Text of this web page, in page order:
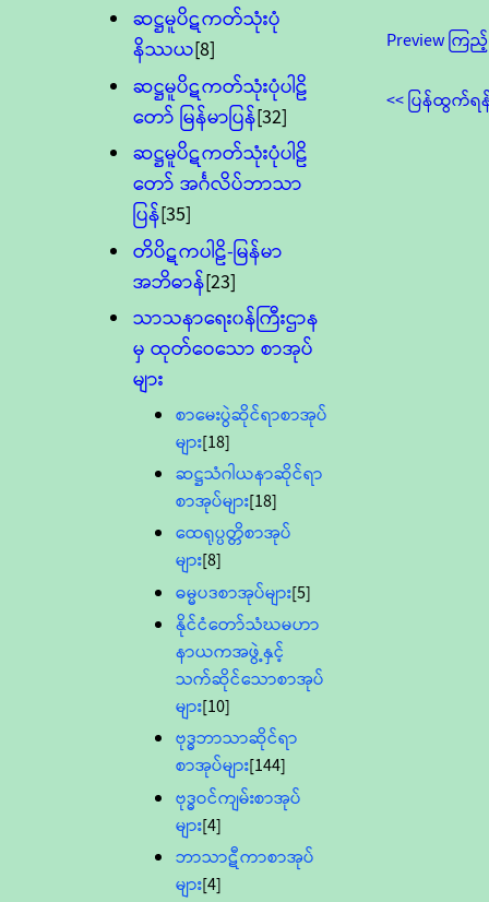
ဆဋ္ဌမူပိဋကတ်သုံးပုံ
နိဿယ[8]
ဆဋ္ဌမူပိဋကတ်သုံးပုံပါဠိ
တော် မြန်မာပြန်[32]
ဆဋ္ဌမူပိဋကတ်သုံးပုံပါဠိ
တော် အင်္ဂလိပ်ဘာသာ
ပြန်[35]
တိပိဋကပါဠိ-မြန်မာ
အဘိဓာန်[23]
သာသနာရေး၀န်ကြီးဌာန
မှ ထုတ်ဝေသော စာအုပ်
များ
စာမေးပွဲဆိုင်ရာစာအုပ်
များ[18]
ဆဋ္ဌသံဂါယနာဆိုင်ရာ
စာအုပ်များ[18]
ထေရုပ္ပတ္တိစာအုပ်
များ[8]
ဓမ္မပဒစာအုပ်များ[5]
နိုင်ငံတော်သံဃမဟာ
နာယကအဖွဲ့နှင့်
သက်ဆိုင်သောစာအုပ်
များ[10]
ဗုဒ္ဓဘာသာဆိုင်ရာ
စာအုပ်များ[144]
ဗုဒ္ဓဝင်ကျမ်းစာအုပ်
များ[4]
ဘာသာဋီကာစာအုပ်
များ[4]
Preview ကြ
<< ပြန်ထွက်ရ